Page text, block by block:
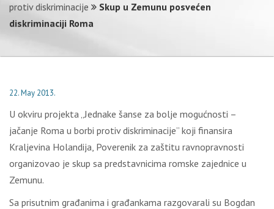
protiv diskriminacije
Skup u Zemunu posvećen
diskriminaciji Roma
22. May 2013.
U okviru projekta „Jednake šanse za bolje mogućnosti –
jačanje Roma u borbi protiv diskriminacije” koji finansira
Kraljevina Holandija, Poverenik za zaštitu ravnopravnosti
organizovao je skup sa predstavnicima romske zajednice u
Zemunu.
Sa prisutnim građanima i građankama razgovarali su Bogdan